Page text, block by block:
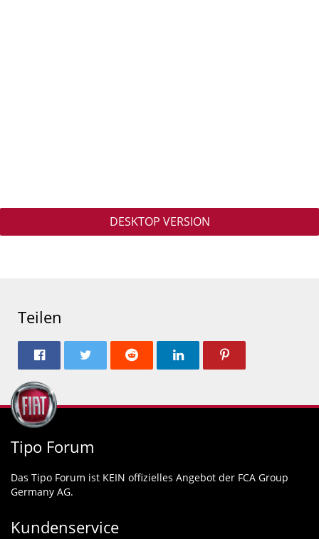
DESKTOP VERSION
Teilen
Tipo Forum
Das Tipo Forum ist KEIN offizielles Angebot der FCA Group
Germany AG.
Kundenservice